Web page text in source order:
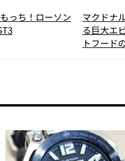
っち！ローソン
マクドナ
る巨大エ
トフード